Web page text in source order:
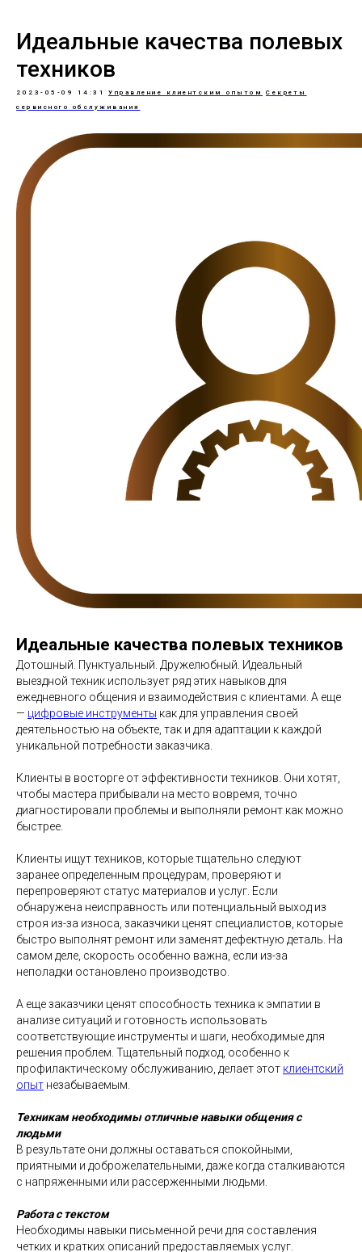
Идеальные качества полевых
техников
2023-05-09 14:31 Управление клиентским опытом
Секреты
сервисного обслуживания
Идеальные качества полевых техников
Дотошный. Пунктуальный. Дружелюбный. Идеальный
выездной техник использует ряд этих навыков для
ежедневного общения и взаимодействия с клиентами. А еще
— цифровые инструменты как для управления своей
деятельностью на объекте, так и для адаптации к каждой
уникальной потребности заказчика.
Клиенты в восторге от эффективности техников. Они хотят,
чтобы мастера прибывали на место вовремя, точно
диагностировали проблемы и выполняли ремонт как можно
быстрее.
Клиенты ищут техников, которые тщательно следуют
заранее определенным процедурам, проверяют и
перепроверяют статус материалов и услуг. Если
обнаружена неисправность или потенциальный выход из
строя из-за износа, заказчики ценят специалистов, которые
быстро выполнят ремонт или заменят дефектную деталь. На
самом деле, скорость особенно важна, если из-за
неполадки остановлено производство.
А еще заказчики ценят способность техника к эмпатии в
анализе ситуаций и готовность использовать
соответствующие инструменты и шаги, необходимые для
решения проблем. Тщательный подход, особенно к
профилактическому обслуживанию, делает этот клиентский
опыт незабываемым.
Техникам необходимы отличные навыки общения с
людьми
В результате они должны оставаться спокойными,
приятными и доброжелательными, даже когда сталкиваются
с напряженными или рассерженными людьми.
Работа с текстом
Необходимы навыки письменной речи для составления
четких и кратких описаний предоставляемых услуг.